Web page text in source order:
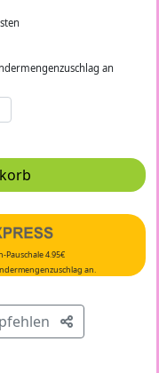
an
Pauschale 4.95€
an.